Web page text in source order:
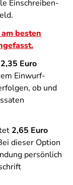
Einschreiben-
besten
2,35 Euro
Einwurf-
ob und
2,65 Euro
dieser Option
persönlich